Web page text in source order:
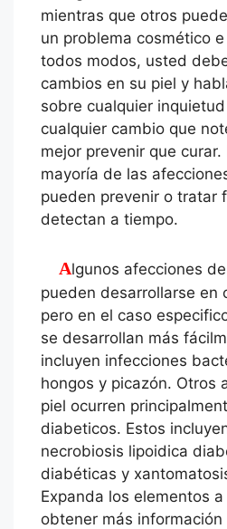
mientras que otros
un problema cosmético
todos modos, usted
cambios en su piel y
sobre cualquier
cualquier cambio que
mejor prevenir que
mayoría de las
pueden prevenir o tratar
detectan a tiempo.
Algunos afecciones de la piel pueden
pueden desarrollarse en
pero en el caso
se desarrollan más
incluyen infecciones
hongos y picazón. Otros
piel ocurren
diabeticos. Estos
necrobiosis lipoidica
diabéticas y
Expanda los elementos
obtener más